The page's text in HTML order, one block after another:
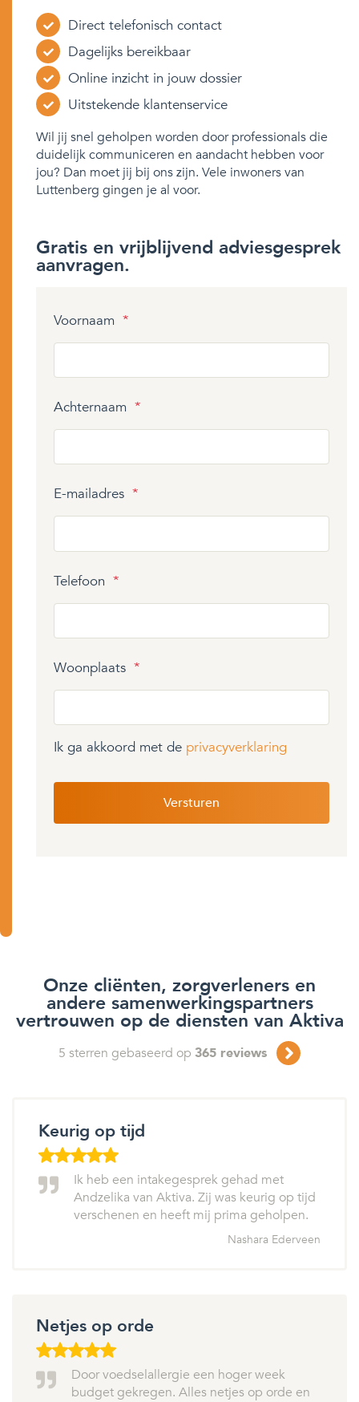
Direct telefonisch contact
Dagelijks bereikbaar
Online inzicht in jouw dossier
Uitstekende klantenservice
Wil jij snel geholpen worden door professionals die
duidelijk communiceren en aandacht hebben voor
jou? Dan moet jij bij ons zijn. Vele inwoners van
Luttenberg gingen je al voor.
Gratis en vrijblijvend adviesgesprek
aanvragen.
Voornaam *
Achternaam *
E-mailadres *
Telefoon *
Woonplaats *
Ik ga akkoord met de privacyverklaring
Onze cliënten, zorgverleners en
andere samenwerkingspartners
vertrouwen op de diensten van Aktiva
5 sterren gebaseerd op 365 reviews
Keurig op tijd
Ik heb een intakegesprek gehad met
Andzelika van Aktiva. Zij was keurig op tijd
verschenen en heeft mij prima geholpen.
Nashara Ederveen
Netjes op orde
Door voedselallergie een hoger week
budget gekregen. Alles netjes op orde en